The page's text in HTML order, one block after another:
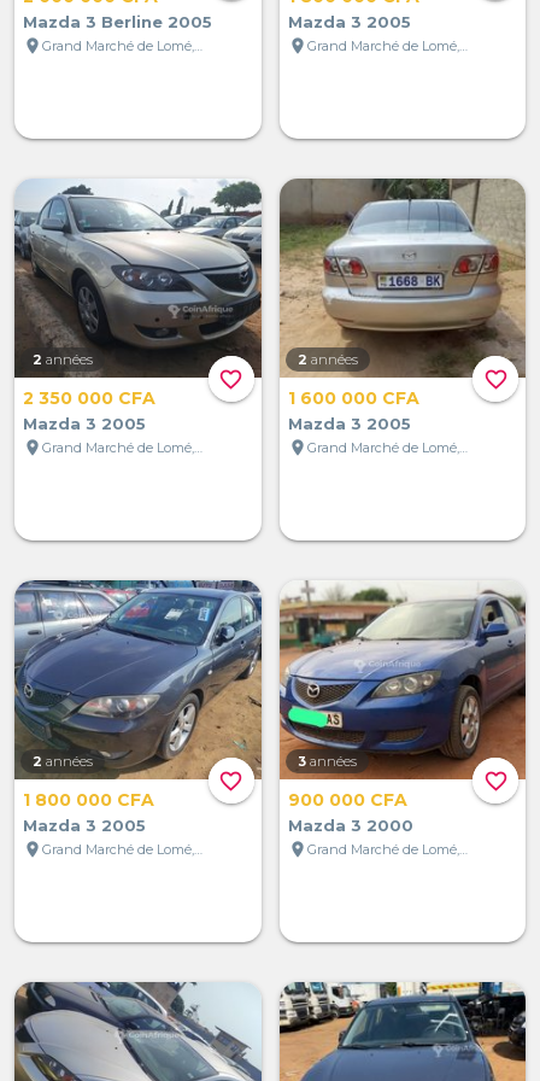
Mazda 3 Berline 2005
location_on
Grand Marché de Lomé, Lomé, Togo
Mazda 3 2005
location_on
Grand Marché de Lomé, Lomé, Togo
favorite_border
2 années
2 350 000 CFA
Mazda 3 2005
location_on
Grand Marché de Lomé, Lomé, Togo
favorite_border
2 années
1 600 000 CFA
Mazda 3 2005
location_on
Grand Marché de Lomé, Lomé, Togo
favorite_border
2 années
1 800 000 CFA
Mazda 3 2005
location_on
Grand Marché de Lomé, Lomé, Togo
favorite_border
3 années
900 000 CFA
Mazda 3 2000
location_on
Grand Marché de Lomé, Lomé, Togo